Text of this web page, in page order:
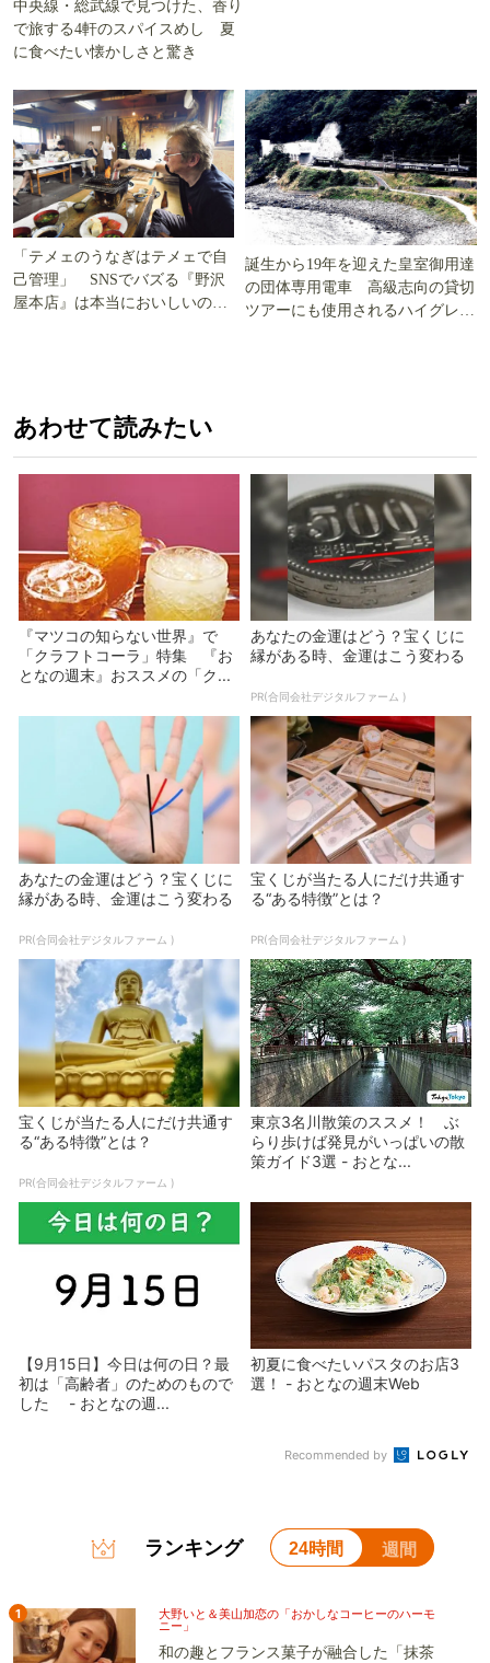
中央線・総武線で見つけた、香り
で旅する4軒のスパイスめし 夏
に食べたい懐かしさと驚き
「テメェのうなぎはテメェで自
己管理」 SNSでバズる『野沢
屋本店』は本当においしいの
誕生から19年を迎えた皇室御用達
の団体専用電車 高級志向の貸切
ツアーにも使用されるハイグレー
あわせて読みたい
『マツコの知らない世界』で
「クラフトコーラ」特集 『お
となの週末』おススメの「ク...
あなたの金運はどう？宝くじに
縁がある時、金運はこう変わる
PR(合同会社デジタルファーム )
あなたの金運はどう？宝くじに
縁がある時、金運はこう変わる
PR(合同会社デジタルファーム )
宝くじが当たる人にだけ共通す
る“ある特徴”とは？
PR(合同会社デジタルファーム )
宝くじが当たる人にだけ共通す
る“ある特徴”とは？
PR(合同会社デジタルファーム )
東京3名川散策のススメ！ ぶ
らり歩けば発見がいっぱいの散
策ガイド3選 - おとな...
【9月15日】今日は何の日？最
初は「高齢者」のためのもので
した - おとなの週...
初夏に食べたいパスタのお店3
選！ - おとなの週末Web
Recommended by
ランキング 24時間 週間
1
大野いと＆美山加恋の「おかしなコーヒーのハーモ
ニー」
和の趣とフランス菓子が融合した「抹茶